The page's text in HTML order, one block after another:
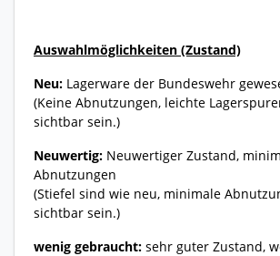
Auswahlmöglichkeiten (Zustand)
Neu: Lagerware der Bundeswehr
(Keine Abnutzungen, leichte
sichtbar sein.)
Neuwertig: Neuwertiger Zustand,
Abnutzungen
(Stiefel sind wie neu, minimale
sichtbar sein.)
wenig gebraucht: sehr guter Zustand,